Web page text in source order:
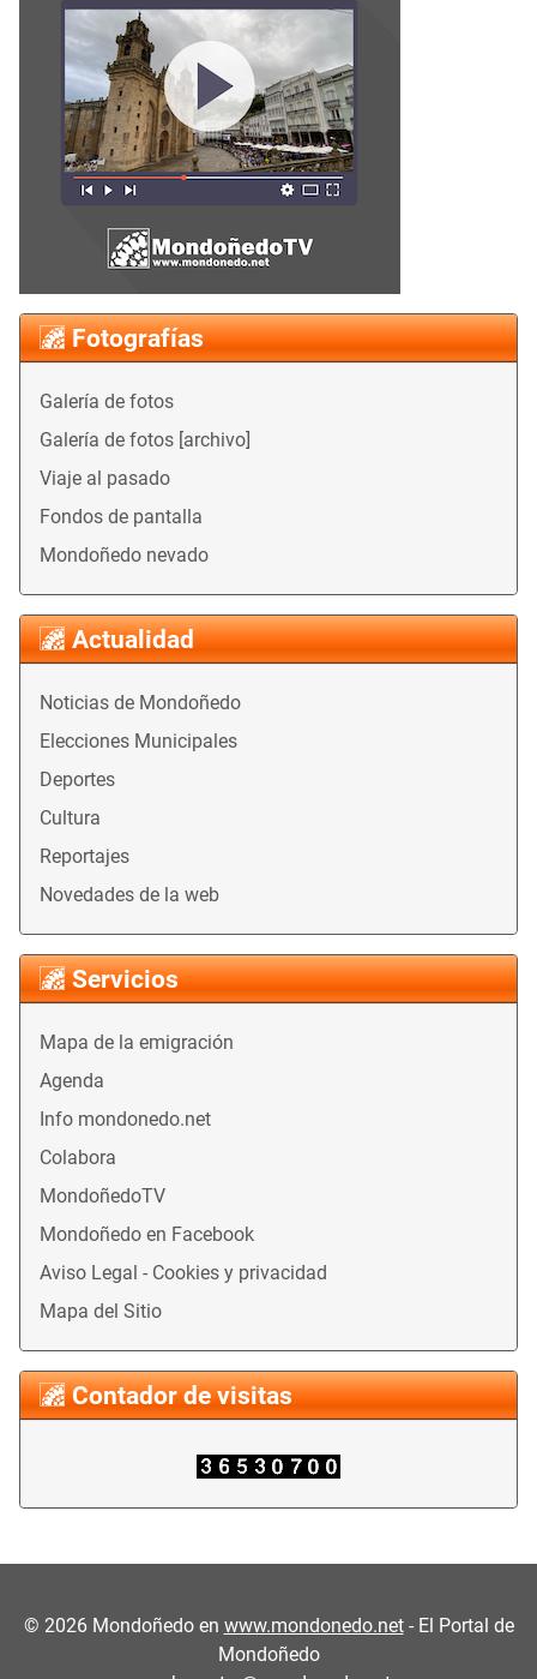
Fotografías
Galería de fotos
Galería de fotos [archivo]
Viaje al pasado
Fondos de pantalla
Mondoñedo nevado
Actualidad
Noticias de Mondoñedo
Elecciones Municipales
Deportes
Cultura
Reportajes
Novedades de la web
Servicios
Mapa de la emigración
Agenda
Info mondonedo.net
Colabora
MondoñedoTV
Mondoñedo en Facebook
Aviso Legal - Cookies y privacidad
Mapa del Sitio
Contador de visitas
© 2026Mondoñedo en www.mondonedo.net- El Portal de
Mondoñedo